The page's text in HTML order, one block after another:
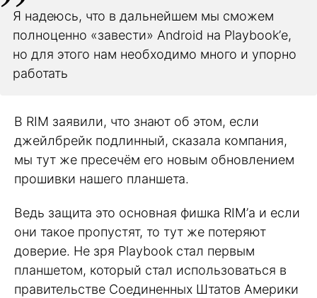
Я надеюсь, что в дальнейшем мы сможем
полноценно «завести» Android на Playbook’е,
но для этого нам необходимо много и упорно
работать
В RIM заявили, что знают об этом, если
джейлбрейк подлинный, сказала компания,
мы тут же пресечём его новым обновлением
прошивки нашего планшета.
Ведь защита это основная фишка RIM’а и если
они такое пропустят, то тут же потеряют
доверие. Не зря Playbook стал первым
планшетом, который стал использоваться в
правительстве Соединенных Штатов Америки